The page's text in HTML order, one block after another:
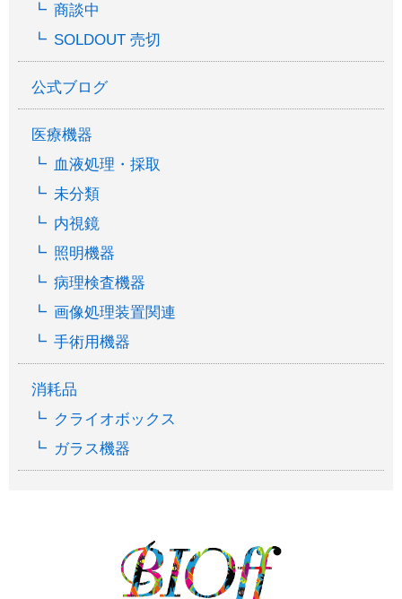
商談中
SOLDOUT 売切
公式ブログ
医療機器
血液処理・採取
未分類
内視鏡
照明機器
病理検査機器
画像処理装置関連
手術用機器
消耗品
クライオボックス
ガラス機器